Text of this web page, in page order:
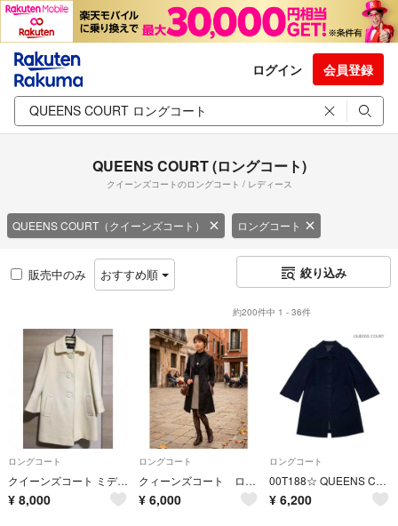
ログイン 会員登録
QUEENS COURT (ロングコート)
クイーンズコートのロングコート / レディース
QUEENS COURT（クイーンズコート） ロングコート
販売中のみ おすすめ順 絞り込み
約200件中 1 - 36件
ロングコート
クイーンズコート ミディコート コート ウールコート 防寒 ホワイト 白 清楚
¥ 8,000
ロングコート
クィーンズコート ロングコート 黒
¥ 6,000
ロングコート
00T188☆ QUEENS COURT ミドル ログコート アウター 秋冬
¥ 6,200